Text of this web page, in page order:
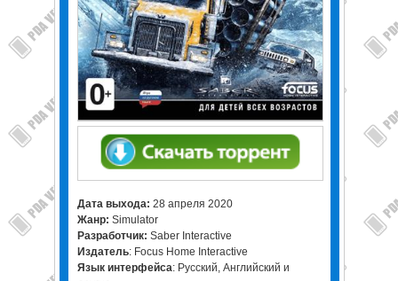
Дата выхода: 28 апреля 2020
Жанр: Simulator
Разработчик: Saber Interactive
Издатель: Focus Home Interactive
Язык интерфейса: Русский, Английский и